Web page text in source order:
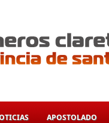
APOSTOLADO